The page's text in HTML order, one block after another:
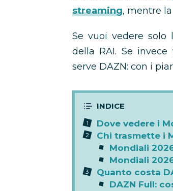
streaming, mentre la
Se vuoi vedere
della RAI. Se invece
serve DAZN: con i
Dove vedere i
Chi trasmette i
Mondiali
Mondiali
Quanto costa
DAZN Full: